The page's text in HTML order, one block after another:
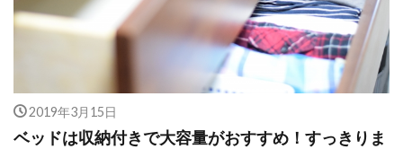
2019年3月15日
ベッドは収納付きで大容量がおすすめ！すっきりま